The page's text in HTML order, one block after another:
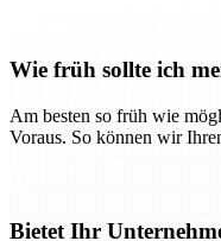
Wie früh sollte ich
Am besten so früh wie
Voraus. So können wir
Bietet Ihr